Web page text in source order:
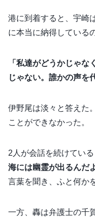
港に到着すると、宇崎
に本当に納得している
「私達がどうかじゃ
じゃない。誰かの声を
伊野尾は淡々と答えた
ことができなかった。
2人が会話を続けてい
海には幽霊が出るんだ
言葉を聞き、ふと何か
一方、轟は弁護士の千